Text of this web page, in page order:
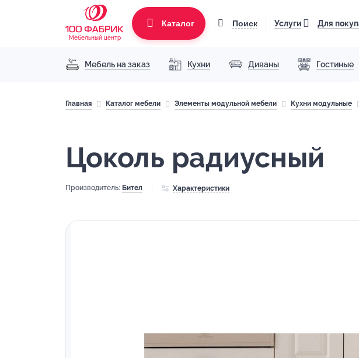
Мебельный центр
Каталог Поиск Услуги Для
Мебель на заказ Кухни Диваны Гостиные
Главная Каталог мебели Элементы модульной мебели Кухни модульные
Цоколь радиусный
Производитель: Бител Характеристики